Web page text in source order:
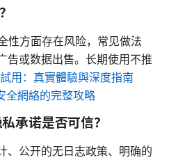
性方面存在风险，常见做法
告或数据出售。长期使用不推
用：真實體驗與深度指南
網絡的完整攻略
承诺是否可信？
、公开的无日志政策、明确的